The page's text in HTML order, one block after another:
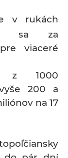
v rukách
sa za
viaceré
z 1000
200 a
na 17